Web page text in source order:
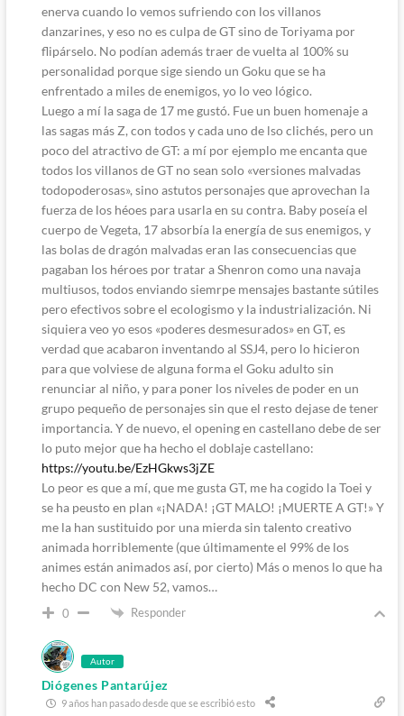
enerva cuando lo vemos sufriendo con los villanos
danzarines, y eso no es culpa de GT sino de Toriyama por
flipárselo. No podían además traer de vuelta al 100% su
personalidad porque sige siendo un Goku que se ha
enfrentado a miles de enemigos, yo lo veo lógico.
Luego a mí la saga de 17 me gustó. Fue un buen homenaje a
las sagas más Z, con todos y cada uno de lso clichés, pero un
poco del atractivo de GT: a mí por ejemplo me encanta que
todos los villanos de GT no sean solo «versiones malvadas
todopoderosas», sino astutos personajes que aprovechan la
fuerza de los héoes para usarla en su contra. Baby poseía el
cuerpo de Vegeta, 17 absorbía la energía de sus enemigos, y
las bolas de dragón malvadas eran las consecuencias que
pagaban los héroes por tratar a Shenron como una navaja
multiusos, todos enviando siemrpe mensajes bastante sútiles
pero efectivos sobre el ecologismo y la industrialización. Ni
siquiera veo yo esos «poderes desmesurados» en GT, es
verdad que acabaron inventando al SSJ4, pero lo hicieron
para que volviese de alguna forma el Goku adulto sin
renunciar al niño, y para poner los niveles de poder en un
grupo pequeño de personajes sin que el resto dejase de tener
importancia. Y de nuevo, el opening en castellano debe de ser
lo puto mejor que ha hecho el doblaje castellano:
https://youtu.be/EzHGkws3jZE
Lo peor es que a mí, que me gusta GT, me ha cogido la Toei y
se ha peusto en plan «¡NADA! ¡GT MALO! ¡MUERTE A GT!» Y
me la han sustituido por una mierda sin talento creativo
animada horriblemente (que últimamente el 99% de los
animes están animados así, por cierto) Más o menos lo que ha
hecho DC con New 52, vamos…
0 Responder
Autor
Diógenes Pantarújez
9 años han pasado desde que se escribió esto